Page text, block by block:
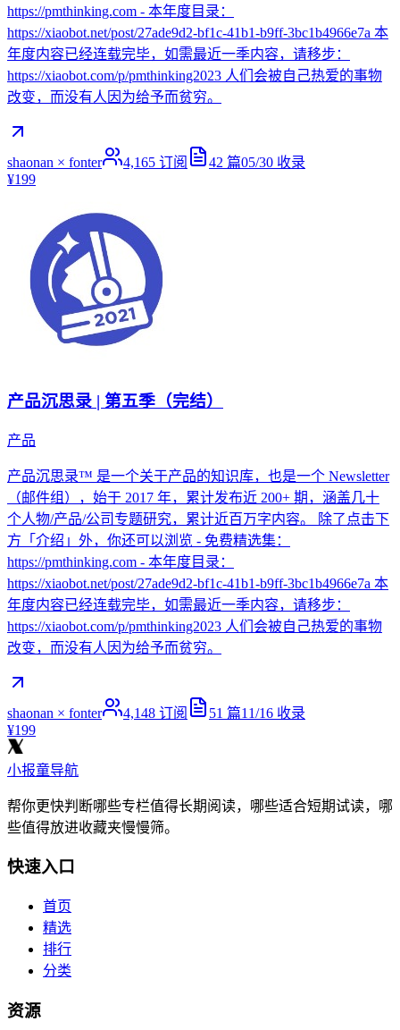
https://pmthinking.com - 本年度目录：
https://xiaobot.net/post/27ade9d2-bf1c-41b1-b9ff-3bc1b4966e7a 本
年度内容已经连载完毕，如需最近一季内容，请移步：
https://xiaobot.com/p/pmthinking2023 人们会被自己热爱的事物
改变，而没有人因为给予而贫穷。
shaonan × fonter 4,165 订阅 42 篇05/30 收录
¥199
产品沉思录 | 第五季（完结）
产品
产品沉思录™ 是一个关于产品的知识库，也是一个 Newsletter
（邮件组），始于 2017 年，累计发布近 200+ 期，涵盖几十
个人物/产品/公司专题研究，累计近百万字内容。 除了点击下
方「介绍」外，你还可以浏览 - 免费精选集：
https://pmthinking.com - 本年度目录：
https://xiaobot.net/post/27ade9d2-bf1c-41b1-b9ff-3bc1b4966e7a 本
年度内容已经连载完毕，如需最近一季内容，请移步：
https://xiaobot.com/p/pmthinking2023 人们会被自己热爱的事物
改变，而没有人因为给予而贫穷。
shaonan × fonter 4,148 订阅 51 篇11/16 收录
¥199
小报童导航
帮你更快判断哪些专栏值得长期阅读，哪些适合短期试读，哪
些值得放进收藏夹慢慢筛。
快速入口
首页
精选
排行
分类
资源